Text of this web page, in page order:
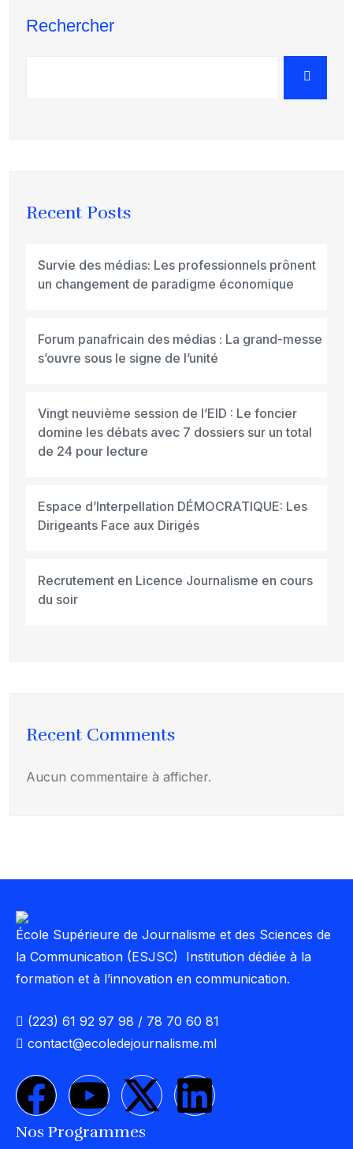
Rechercher
Recent Posts
Survie des médias: Les professionnels prônent
un changement de paradigme économique
Forum panafricain des médias : La grand-messe
s’ouvre sous le signe de l’unité
Vingt neuvième session de l’EID : Le foncier
domine les débats avec 7 dossiers sur un total
de 24 pour lecture
Espace d’Interpellation DÉMOCRATIQUE: Les
Dirigeants Face aux Dirigés
Recrutement en Licence Journalisme en cours
du soir
Recent Comments
Aucun commentaire à afficher.
École Supérieure de Journalisme et des Sciences de
la Communication (ESJSC) Institution dédiée à la
formation et à l’innovation en communication.
(223) 61 92 97 98 / 78 70 60 81
contact@ecoledejournalisme.ml
Nos Programmes